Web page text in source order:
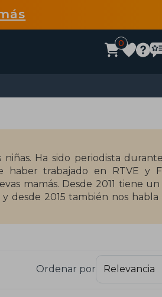
0
Ha sido periodista
haber trabajado en RTVE y
mamás. Desde 2011 tiene
desde 2015 también nos
a decenas de miles de
Ordenar por